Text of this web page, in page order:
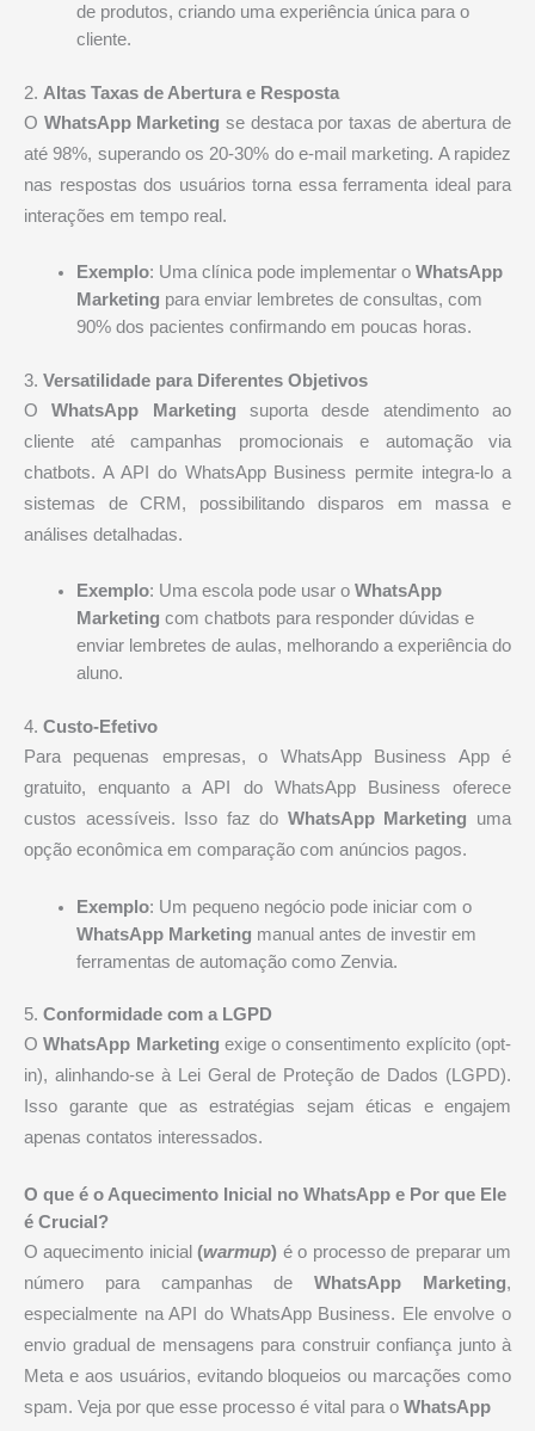
de produtos, criando uma experiência única para o
cliente.
2. Altas Taxas de Abertura e Resposta
O WhatsApp Marketing se destaca por taxas de abertura de
até 98%, superando os 20-30% do e-mail marketing. A rapidez
nas respostas dos usuários torna essa ferramenta ideal para
interações em tempo real.
Exemplo: Uma clínica pode implementar o WhatsApp
Marketing para enviar lembretes de consultas, com
90% dos pacientes confirmando em poucas horas.
3. Versatilidade para Diferentes Objetivos
OWhatsApp Marketing suporta desde atendimento ao
cliente até campanhas promocionais e automação via
chatbots. A API do WhatsApp Business permite integra-lo a
sistemas de CRM, possibilitando disparos em massa e
análises detalhadas.
Exemplo: Uma escola pode usar o WhatsApp
Marketing com chatbots para responder dúvidas e
enviar lembretes de aulas, melhorando a experiência do
aluno.
4. Custo-Efetivo
Para pequenas empresas, o WhatsApp Business App é
gratuito, enquanto a API do WhatsApp Business oferece
custos acessíveis. Isso faz do WhatsApp Marketing uma
opção econômica em comparação com anúncios pagos.
Exemplo: Um pequeno negócio pode iniciar com o
WhatsApp Marketing manual antes de investir em
ferramentas de automação como Zenvia.
5. Conformidade com a LGPD
OWhatsApp Marketing exige o consentimento explícito (opt-
in), alinhando-se à Lei Geral de Proteção de Dados (LGPD).
Isso garante que as estratégias sejam éticas e engajem
apenas contatos interessados.
O que é o Aquecimento Inicial no WhatsApp e Por que Ele
é Crucial?
O aquecimento inicial(warmup) é o processo de preparar um
número para campanhas deWhatsApp Marketing,
especialmente na API do WhatsApp Business. Ele envolve o
envio gradual de mensagens para construir confiança junto à
Meta e aos usuários, evitando bloqueios ou marcações como
spam. Veja por que esse processo é vital para o WhatsApp